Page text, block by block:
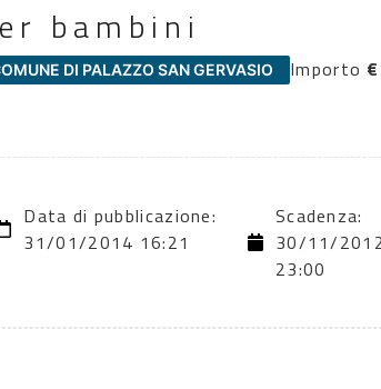
bambini
DI PALAZZO SAN GERVASIO Importo
Data di pubblicazione:
31/01/2014 16:21
Scadenza:
30/11/
23:00